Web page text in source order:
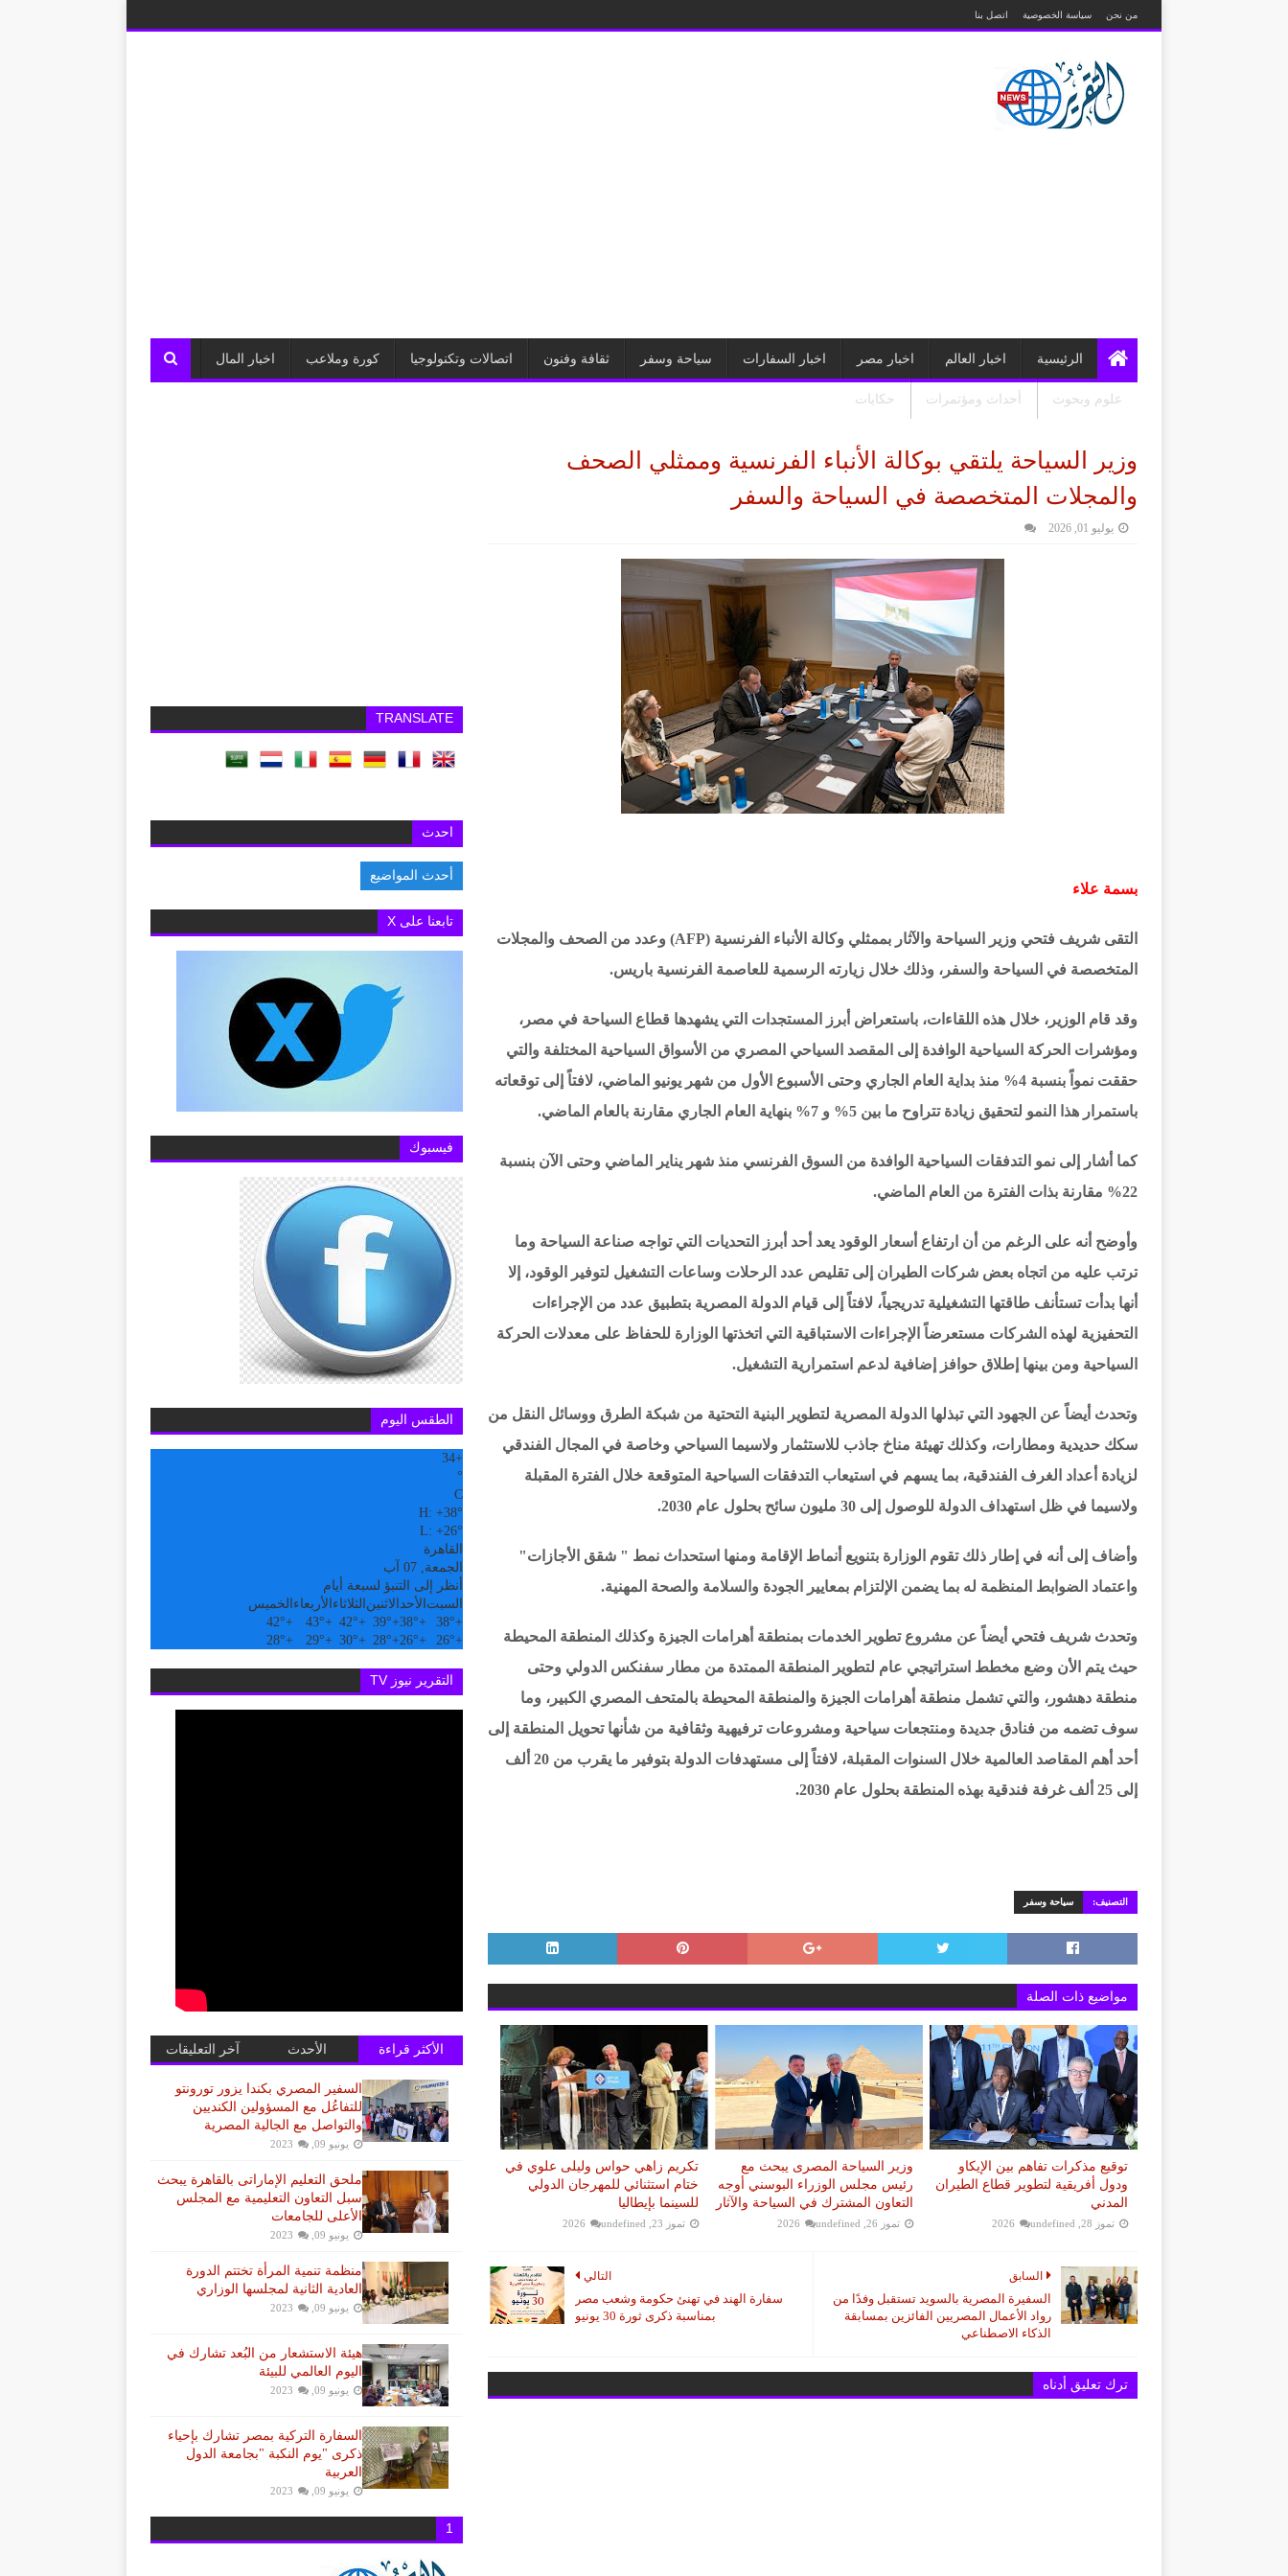
من نحن سياسة الخصوصية اتصل بنا
الرئيسية اخبار العالم اخبار مصر اخبار السفارات سياحة وسفر ثقافة وفنون اتصالات وتكنولوجيا كورة وملاعب اخبار المال
علوم وبحوث أحداث ومؤتمرات حكايات
وزير السياحة يلتقي بوكالة الأنباء الفرنسية وممثلي الصحف
والمجلات المتخصصة في السياحة والسفر
يوليو 01, 2026
بسمة علاء
التقى شريف فتحي وزير السياحة والآثار بممثلي وكالة الأنباء الفرنسية (AFP) وعدد من الصحف والمجلات
المتخصصة في السياحة والسفر، وذلك خلال زيارته الرسمية للعاصمة الفرنسية باريس.
وقد قام الوزير، خلال هذه اللقاءات، باستعراض أبرز المستجدات التي يشهدها قطاع السياحة في مصر،
ومؤشرات الحركة السياحية الوافدة إلى المقصد السياحي المصري من الأسواق السياحية المختلفة والتي
حققت نمواً بنسبة 4% منذ بداية العام الجاري وحتى الأسبوع الأول من شهر يونيو الماضي، لافتاً إلى توقعاته
باستمرار هذا النمو لتحقيق زيادة تتراوح ما بين 5% و 7% بنهاية العام الجاري مقارنة بالعام الماضي.
كما أشار إلى نمو التدفقات السياحية الوافدة من السوق الفرنسي منذ شهر يناير الماضي وحتى الآن بنسبة
22% مقارنة بذات الفترة من العام الماضي.
وأوضح أنه على الرغم من أن ارتفاع أسعار الوقود يعد أحد أبرز التحديات التي تواجه صناعة السياحة وما
ترتب عليه من اتجاه بعض شركات الطيران إلى تقليص عدد الرحلات وساعات التشغيل لتوفير الوقود، إلا
أنها بدأت تستأنف طاقتها التشغيلية تدريجياً، لافتاً إلى قيام الدولة المصرية بتطبيق عدد من الإجراءات
التحفيزية لهذه الشركات مستعرضاً الإجراءات الاستباقية التي اتخذتها الوزارة للحفاظ على معدلات الحركة
السياحية ومن بينها إطلاق حوافز إضافية لدعم استمرارية التشغيل.
وتحدث أيضاً عن الجهود التي تبذلها الدولة المصرية لتطوير البنية التحتية من شبكة الطرق ووسائل النقل من
سكك حديدية ومطارات، وكذلك تهيئة مناخ جاذب للاستثمار ولاسيما السياحي وخاصة في المجال الفندقي
لزيادة أعداد الغرف الفندقية، بما يسهم في استيعاب التدفقات السياحية المتوقعة خلال الفترة المقبلة
ولاسيما في ظل استهداف الدولة للوصول إلى 30 مليون سائح بحلول عام 2030.
وأضاف إلى أنه في إطار ذلك تقوم الوزارة بتنويع أنماط الإقامة ومنها استحداث نمط " شقق الأجازات"
واعتماد الضوابط المنظمة له بما يضمن الإلتزام بمعايير الجودة والسلامة والصحة المهنية.
وتحدث شريف فتحي أيضاً عن مشروع تطوير الخدمات بمنطقة أهرامات الجيزة وكذلك المنطقة المحيطة
حيث يتم الأن وضع مخطط استراتيجي عام لتطوير المنطقة الممتدة من مطار سفنكس الدولي وحتى
منطقة دهشور، والتي تشمل منطقة أهرامات الجيزة والمنطقة المحيطة بالمتحف المصري الكبير، وما
سوف تضمه من فنادق جديدة ومنتجعات سياحية ومشروعات ترفيهية وثقافية من شأنها تحويل المنطقة إلى
أحد أهم المقاصد العالمية خلال السنوات المقبلة، لافتاً إلى مستهدفات الدولة بتوفير ما يقرب من 20 ألف
إلى 25 ألف غرفة فندقية بهذه المنطقة بحلول عام 2030.
التصنيف: سياحة وسفر
مواضيع ذات الصلة
توقيع مذكرات تفاهم بين الإيكاو
ودول أفريقية لتطوير قطاع الطيران
المدني
تموز 28, 2026 undefined
وزير السياحة المصرى يبحث مع
رئيس مجلس الوزراء البوسني أوجه
التعاون المشترك في السياحة والآثار
تموز 26, 2026 undefined
تكريم زاهي حواس وليلى علوي في
ختام استثنائي للمهرجان الدولي
للسينما بإيطاليا
تموز 23, 2026 undefined
التالي
سفارة الهند في تهنئ حكومة وشعب مصر
بمناسبة ذكرى ثورة 30 يونيو
السابق
السفيرة المصرية بالسويد تستقبل وفدًا من
رواد الأعمال المصريين الفائزين بمسابقة
الذكاء الاصطناعي
ترك تعليق أدناه
TRANSLATE
احدث
أحدث المواضيع
تابعنا على X
فيسبوك
الطقس اليوم
+
34
°
C
H: +38°
L: +26°
القاهرة
الجمعة, 07 آب
أنظر إلى التنبؤ لسبعة أيام
السبت الأحد الاثنين الثلاثاء الأربعاء الخميس
+
38°
+
38°
+
39°
+
42°
+
43°
+
42°
+
26°
+
26°
+
28°
+
30°
+
29°
+
28°
التقرير نيوز TV
الأكثر قراءة الأحدث آخر التعليقات
السفير المصري بكندا يزور تورونتو
للتفاعُل مع المسؤولين الكنديين
والتواصل مع الجالية المصرية
يونيو 09, 2023
ملحق التعليم الإماراتى بالقاهرة يبحث
سبل التعاون التعليمية مع المجلس
الأعلى للجامعات
يونيو 09, 2023
منظمة تنمية المرأة تختتم الدورة
العادية الثانية لمجلسها الوزاري
يونيو 09, 2023
هيئة الاستشعار من البُعد تشارك في
اليوم العالمي للبيئة
يونيو 09, 2023
السفارة التركية بمصر تشارك بإحياء
ذكرى "يوم النكبة "بجامعة الدول
العربية
يونيو 09, 2023
1